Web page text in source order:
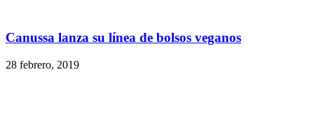
Canussa lanza su línea de bolsos veganos
28 febrero, 2019